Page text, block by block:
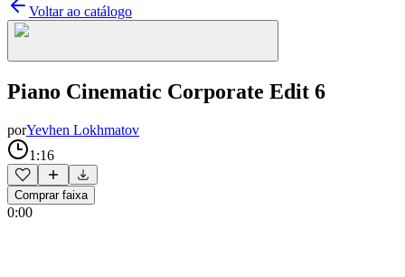
Voltar ao catálogo
Piano Cinematic Corporate Edit 6
porYevhen Lokhmatov
1:16
Comprar faixa
0:00